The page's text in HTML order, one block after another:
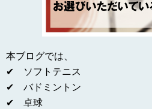
本ブログでは、
✔ ソフトテニス
✔ バドミントン
✔ 卓球